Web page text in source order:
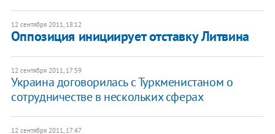
12 сентября 2011, 18:12
Оппозиция инициирует отставку Литвина
12 сентября 2011, 17:59
Украина договорилась с Туркменистаном о
сотрудничестве в нескольких сферах
12 сентября 2011, 17:47